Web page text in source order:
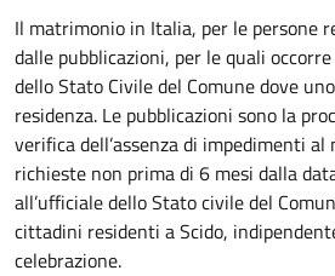
Il matrimonio in Italia, per le persone
dalle pubblicazioni, per le quali
dello Stato Civile del Comune dove
residenza. Le pubblicazioni sono la
verifica dell’assenza di impedimenti
richieste non prima di 6 mesi dalla
all’ufficiale dello Stato civile del
cittadini residenti a Scido,
celebrazione.